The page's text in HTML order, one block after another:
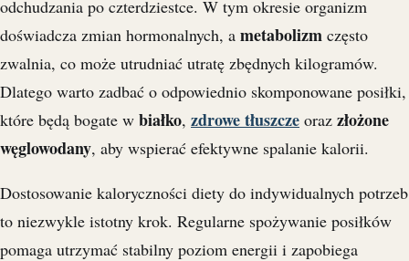
odchudzania po czterdziestce. W tym okresie organizm
doświadcza zmian hormonalnych, a metabolizm często
zwalnia, co może utrudniać utratę zbędnych kilogramów.
Dlatego warto zadbać o odpowiednio skomponowane posiłki,
które będą bogate w białko, zdrowe tłuszcze oraz złożone
węglowodany, aby wspierać efektywne spalanie kalorii.
Dostosowanie kaloryczności diety do indywidualnych potrzeb
to niezwykle istotny krok. Regularne spożywanie posiłków
pomaga utrzymać stabilny poziom energii i zapobiega